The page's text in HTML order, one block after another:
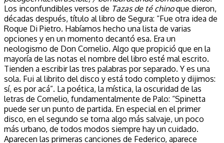
Los inconfundibles versos de Tazas de té chinoque dieron,
décadas después, título al libro de Segura: “Fue otra idea de
Roque Di Pietro. Habíamos hecho una lista de varias
opciones y en un momento decantó esa. Era un
neologismo de Don Cornelio. Algo que propició que en la
mayoría de las notas el nombre del libro esté mal escrito.
Tienden a escribir las tres palabras por separado. Y es una
sola. Fui al librito del disco y está todo completo y dijimos:
sí, es por acá”. La poética, la mística, la oscuridad de las
letras de Cornelio, fundamentalmente de Palo: “Spinetta
puede ser un punto de partida. En especial en el primer
disco, en el segundo se torna algo más salvaje, un poco
más urbano, de todos modos siempre hay un cuidado.
Aparecen las primeras canciones de Federico, aparece